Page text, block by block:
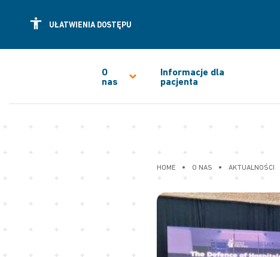
UŁATWIENIA DOSTĘPU
O
nas
Informacje dla
pacjenta
HOME • O NAS • AKTUALNOŚCI